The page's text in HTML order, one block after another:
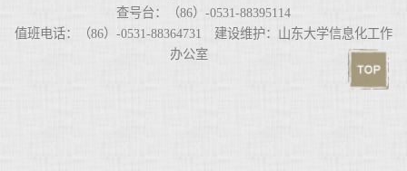
查号台：（86）-0531-88395114
值班电话：（86）-0531-88364731 建设维护：山东大学信息化工作
办公室